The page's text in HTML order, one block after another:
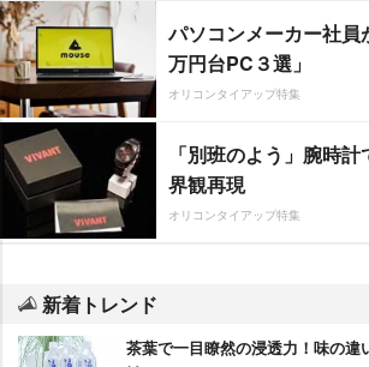
パソコンメーカー社
万円台PC３選」
オリコンタイアップ特集
「別班のよう」腕時
界観再現
オリコンタイアップ特集
新着トレンド
茶葉で一目瞭然の浸透力！味の違